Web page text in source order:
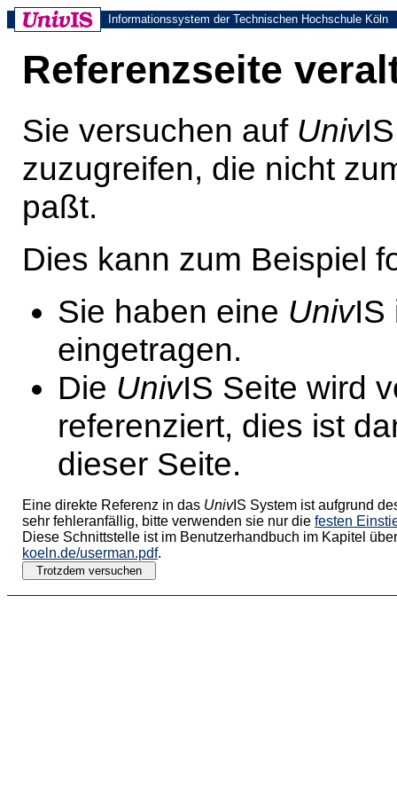
Informationssystem der Technischen Hochschule Köln
Referenzseite
Sie versuchen auf Univ
zuzugreifen, die nicht
paßt.
Dies kann zum Beispiel
Sie haben eine UnivIS
eingetragen.
Die UnivIS Seite wird
referenziert, dies ist
dieser Seite.
Eine direkte Referenz in das UnivIS System ist aufgrund
sehr fehleranfällig, bitte verwenden sie nur die festen
Diese Schnittstelle ist im Benutzerhandbuch im Kapitel
koeln.de/userman.pdf.